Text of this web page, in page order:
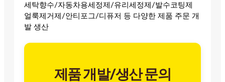
세탁향수/자동차용세정제/유리세정제/발수코팅제
얼룩제거제/안티포그/디퓨저 등 다양한 제품 주문 개
발 생산
제품 개발/생산 문의